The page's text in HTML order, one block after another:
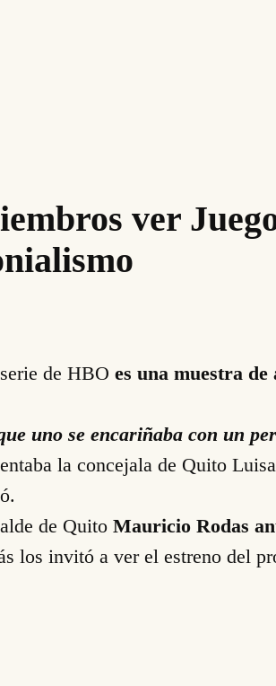
ver
de HBO es una muestra
uno se encariñaba con un
la concejala de Quito
de Quito Mauricio Rodas
los invitó a ver el estreno del